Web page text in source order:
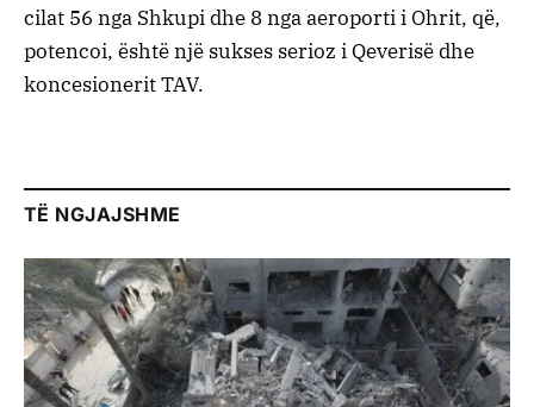
cilat 56 nga Shkupi dhe 8 nga aeroporti i Ohrit, që,
potencoi, është një sukses serioz i Qeverisë dhe
koncesionerit TAV.
TË NGJAJSHME